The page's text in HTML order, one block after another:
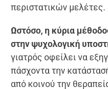
περιστατικών μελέτες.
Ωστόσο, η κύρια
στην ψυχολογική
γιατρός οφείλει να
πάσχοντα την
από κοινού την